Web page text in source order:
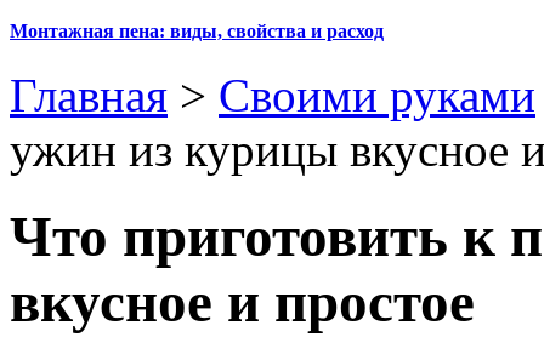
Монтажная пена: виды, свойства и расход
Главная > Своими руками
ужин из курицы вкусное
Что приготовить к
вкусное и простое